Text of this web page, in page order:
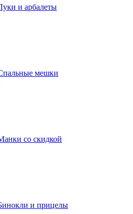
и арбалеты
мешки
со скидкой
и прицелы